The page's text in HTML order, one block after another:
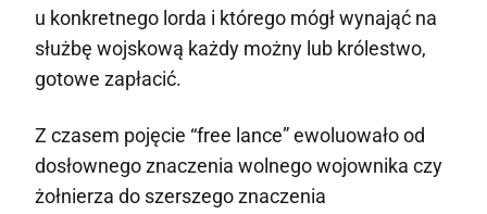
u konkretnego lorda i którego mógł wynająć na
służbę wojskową każdy możny lub królestwo,
gotowe zapłacić.
Z czasem pojęcie “free lance” ewoluowało od
dosłownego znaczenia wolnego wojownika czy
żołnierza do szerszego znaczenia